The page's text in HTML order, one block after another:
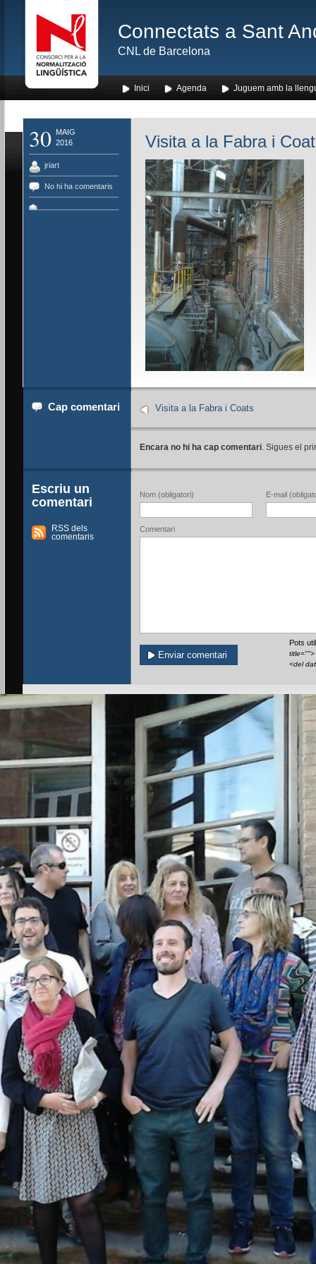
Connectats a Sant
CNL de Barcelona
Inici Agenda Juguem amb la
30
MAIG
2016
jriart
No hi ha comentaris
Visita a la Fabra i
Cap comentari Visita a la Fabra i Coats
Encara no hi ha cap comentari. Sigues el
Escriu un
comentari
RSS dels
comentaris
Nom (obligatori) E-mail
Comentari
Pots
<del